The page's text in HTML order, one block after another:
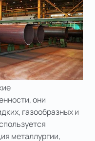
они
газообразных и
металлургии,